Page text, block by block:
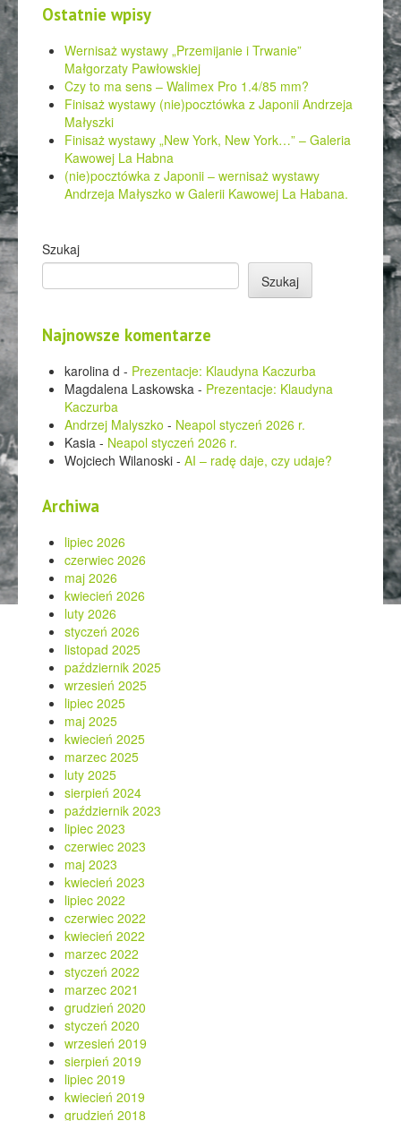
Ostatnie wpisy
Wernisaż wystawy „Przemijanie i Trwanie”
Małgorzaty Pawłowskiej
Czy to ma sens – Walimex Pro 1.4/85 mm?
Finisaż wystawy (nie)pocztówka z Japonii Andrzeja
Małyszki
Finisaż wystawy „New York, New York…” – Galeria
Kawowej La Habna
(nie)pocztówka z Japonii – wernisaż wystawy
Andrzeja Małyszko w Galerii Kawowej La Habana.
Szukaj
Szukaj
Najnowsze komentarze
karolina d - Prezentacje: Klaudyna Kaczurba
Magdalena Laskowska - Prezentacje: Klaudyna
Kaczurba
Andrzej Malyszko - Neapol styczeń 2026 r.
Kasia - Neapol styczeń 2026 r.
Wojciech Wilanoski -AI – radę daje, czy udaje?
Archiwa
lipiec 2026
czerwiec 2026
maj 2026
kwiecień 2026
luty 2026
styczeń 2026
listopad 2025
październik 2025
wrzesień 2025
lipiec 2025
maj 2025
kwiecień 2025
marzec 2025
luty 2025
sierpień 2024
październik 2023
lipiec 2023
czerwiec 2023
maj 2023
kwiecień 2023
lipiec 2022
czerwiec 2022
kwiecień 2022
marzec 2022
styczeń 2022
marzec 2021
grudzień 2020
styczeń 2020
wrzesień 2019
sierpień 2019
lipiec 2019
kwiecień 2019
grudzień 2018